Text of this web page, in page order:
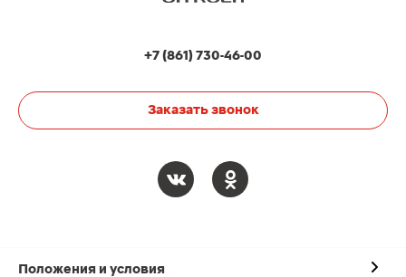
+7 (861) 730-46-00
Заказать звонок
Положения и условия